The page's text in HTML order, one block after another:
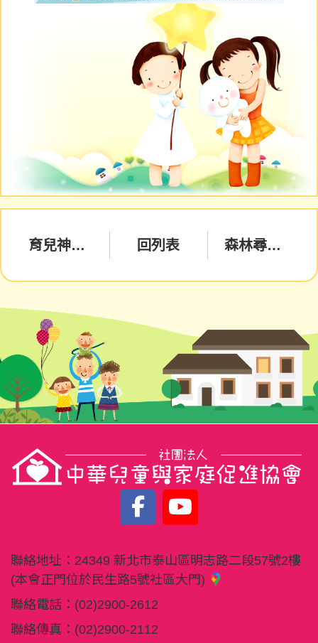
育兒神隊友-新北市育兒指導服務，歡迎申請 回列表 森林尋寶大冒險－兒童發展篩檢活動
聯絡地址： 24349 新北市泰山區明志路二段57號2樓
(本會正門位於民生路5號社區大門)
聯絡電話： (02)2900-2612
聯絡傳真： (02)2900-2112